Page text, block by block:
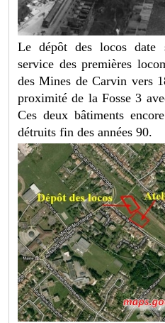
Le dépôt des locos date
service des premières
des Mines de Carvin vers
proximité de la Fosse 3
Ces deux bâtiments
détruits fin des années 90.